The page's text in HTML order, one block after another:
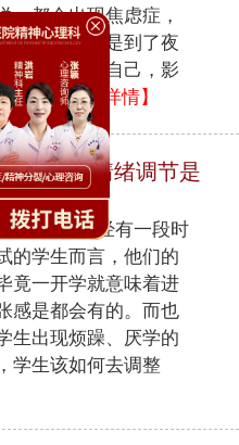
都会出现焦虑症，
摆脱。尤其是到了夜
一直伴随着自己，影
睡眠。...【详情】
医生：情绪调节是
开学也已经有一段时
的学生而言，他们的
竟一开学就意味着进
感是都会有的。而也
生出现烦躁、厌学的
学生该如何去调整